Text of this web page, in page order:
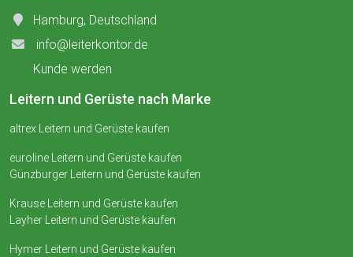
Hamburg, Deutschland
info@leiterkontor.de
Kunde werden
Leitern und Gerüste nach Marke
altrex Leitern und Gerüste kaufen
euroline Leitern und Gerüste kaufen
Günzburger Leitern und Gerüste kaufen
Krause Leitern und Gerüste kaufen
Layher Leitern und Gerüste kaufen
Hymer Leitern und Gerüste kaufen